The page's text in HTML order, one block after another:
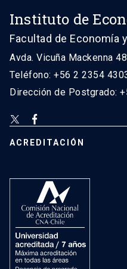
Instituto de
Facultad de Economía
Avda. Vicuña Mackenna
Teléfono: +56 2 2354
Dirección de Postgrado:
ACREDITACIÓN